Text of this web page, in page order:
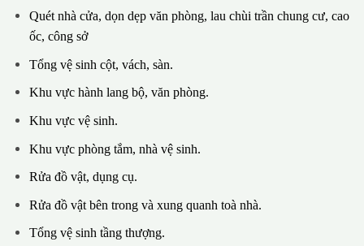
Quét nhà cửa, dọn dẹp văn phòng, lau chùi trần chung cư, cao
ốc, công sở
Tổng vệ sinh cột, vách, sàn.
Khu vực hành lang bộ, văn phòng.
Khu vực vệ sinh.
Khu vực phòng tắm, nhà vệ sinh.
Rửa đồ vật, dụng cụ.
Rửa đồ vật bên trong và xung quanh toà nhà.
Tổng vệ sinh tầng thượng.